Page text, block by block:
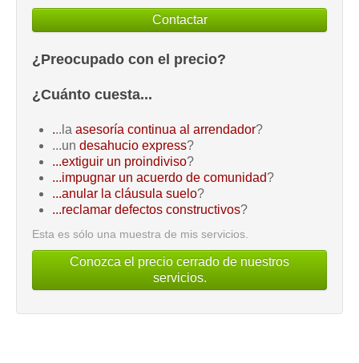
Contactar
¿Preocupado con el precio?
¿Cuánto cuesta...
...la asesoría continua al arrendador?
...un desahucio express?
...extiguir un proindiviso?
...impugnar un acuerdo de comunidad?
...anular la cláusula suelo?
...reclamar defectos constructivos?
Esta es sólo una muestra de mis servicios.
Conozca el precio cerrado de nuestros
servicios.